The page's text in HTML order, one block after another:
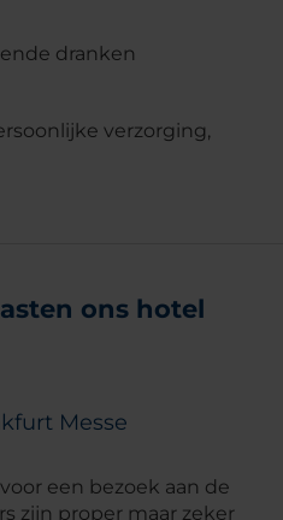
dranken
verzorging,
ons hotel
Messe
een bezoek aan de
zijn proper maar zeker